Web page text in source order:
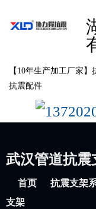
【10年生产加工厂家
抗震配件
武汉管道抗震
首页 抗震支架
支架